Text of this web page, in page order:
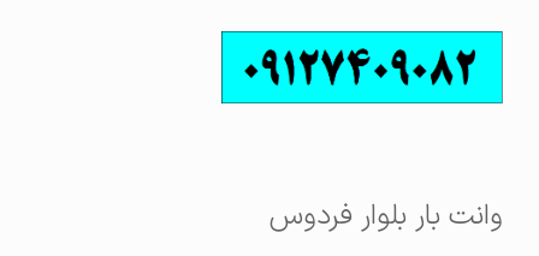
وانت بار بلوار فردوس